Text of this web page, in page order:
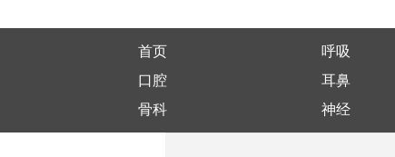
首页 呼吸
口腔
耳鼻
骨科
神经